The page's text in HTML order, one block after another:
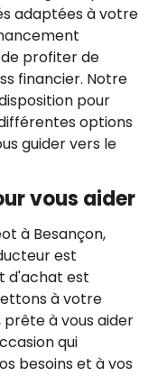
adaptées à votre
profiter de
financier. Notre
pour
options
guider vers le
vous aider
à Besançon,
est
d'achat est
à votre
prête à vous aider
qui
besoins et à vos